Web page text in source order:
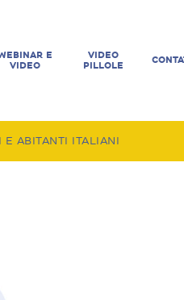
E
VIDEO
VIDEO
PILLOLE
ABITANTI ITALIANI